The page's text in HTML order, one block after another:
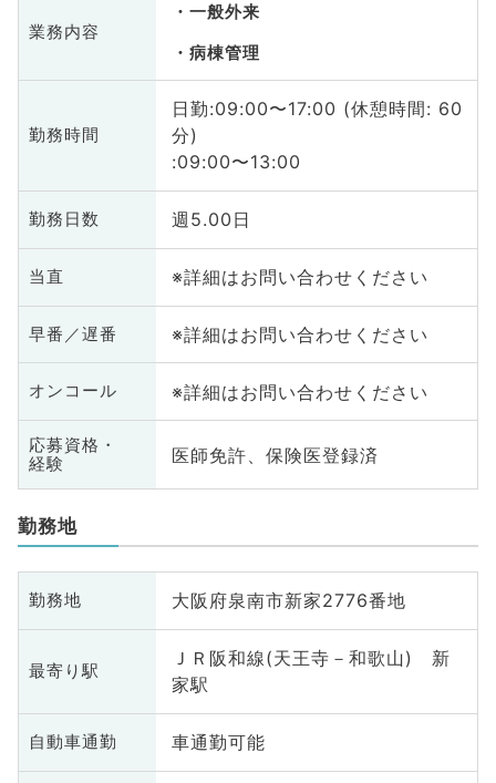
業務内容
一般外来
病棟管理
勤務時間
日勤:09:00〜17:00 (休憩時間: 60
分)
:09:00〜13:00
勤務日数 週5.00日
当直 ※詳細はお問い合わせください
早番／遅番 ※詳細はお問い合わせください
オンコール ※詳細はお問い合わせください
応募資格・
経験
医師免許、保険医登録済
勤務地
勤務地 大阪府泉南市新家2776番地
最寄り駅
ＪＲ阪和線(天王寺－和歌山) 新
家駅
自動車通勤 車通勤可能